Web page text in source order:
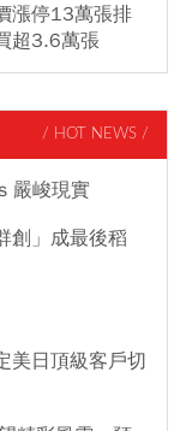
漲停13萬張排
超3.6萬張
/ HOT NEWS /
嚴峻現實
創」成最後稻
美日頂級客戶切